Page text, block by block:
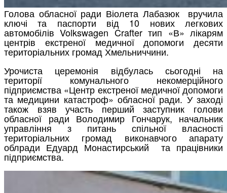
Голова обласної ради Віолета Лабазюк вручила
ключі та паспорти від 10 нових легкових
автомобілів Volkswagen Crafter тип «В» лікарям
центрів екстреної медичної допомоги десяти
територіальних громад Хмельниччини.
Урочиста церемонія відбулась сьогодні на
території комунального некомерційного
підприємства «Центр екстреної медичної допомоги
та медицини катастроф» обласної ради. У заході
також взяв участь перший заступник голови
обласної ради Володимир Гончарук, начальник
управління з питань спільної власності
територіальних громад виконавчого апарату
облради Едуард Монастирський та працівники
підприємства.